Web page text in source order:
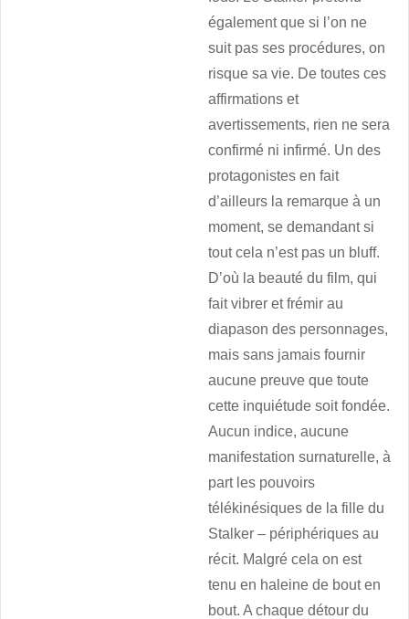
également que si l’on ne
suit pas ses procédures, on
risque sa vie. De toutes ces
affirmations et
avertissements, rien ne sera
confirmé ni infirmé. Un des
protagonistes en fait
d’ailleurs la remarque à un
moment, se demandant si
tout cela n’est pas un bluff.
D’où la beauté du film, qui
fait vibrer et frémir au
diapason des personnages,
mais sans jamais fournir
aucune preuve que toute
cette inquiétude soit fondée.
Aucun indice, aucune
manifestation surnaturelle, à
part les pouvoirs
télékinésiques de la fille du
Stalker – périphériques au
récit. Malgré cela on est
tenu en haleine de bout en
bout. A chaque détour du